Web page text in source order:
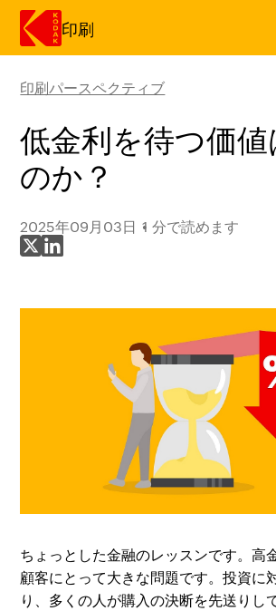
印刷
印刷パースペクティブ
低金利を待つ価値
のか？
2025年09月03日 1 分で読めます
X で共有
LinkedIn で共有
ちょっとした金融のレッスンです。高
顧客にとって大きな問題です。投資に
り、多くの人が購入の決断を先送りし